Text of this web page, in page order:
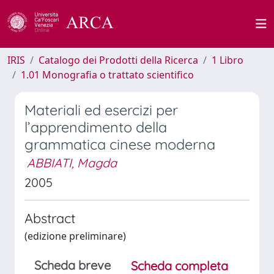
IRIS Catalogo dei Prodotti della Ricerca
1 Libro
1.01 Monografia o trattato scientifico
Materiali ed esercizi per
l’apprendimento della
grammatica cinese moderna
ABBIATI, Magda
2005
Abstract
(edizione preliminare)
Scheda breve
Scheda completa